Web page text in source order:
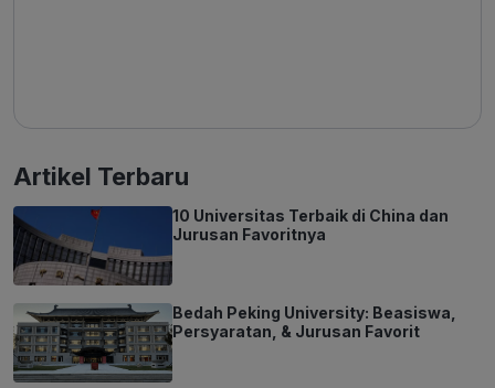
Artikel Terbaru
10 Universitas Terbaik di China dan
Jurusan Favoritnya
Bedah Peking University: Beasiswa,
Persyaratan, & Jurusan Favorit